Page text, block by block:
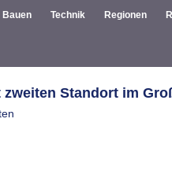
Bauen Technik Regionen
Standort im